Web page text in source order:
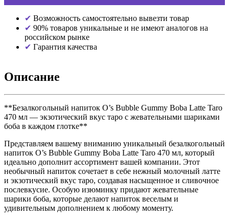
Возможность самостоятельно вывезти товар
90% товаров уникальные и не имеют аналогов на
российском рынке
Гарантия качества
Описание
**Безалкогольный напиток O’s Bubble Gummy Boba Latte Taro
470 мл — экзотический вкус таро с жевательными шариками
боба в каждом глотке**
Представляем вашему вниманию уникальный безалкогольный
напиток O’s Bubble Gummy Boba Latte Taro 470 мл, который
идеально дополнит ассортимент вашей компании. Этот
необычный напиток сочетает в себе нежный молочный латте
и экзотический вкус таро, создавая насыщенное и сливочное
послевкусие. Особую изюминку придают жевательные
шарики боба, которые делают напиток веселым и
удивительным дополнением к любому моменту.